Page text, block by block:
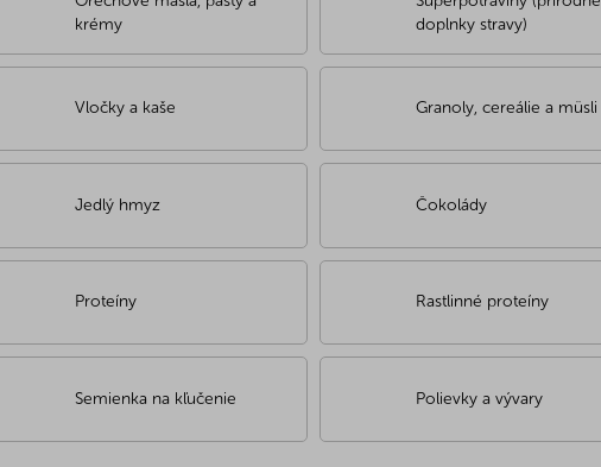
krémy
doplnky stravy)
Vločky a kaše Granoly, cereálie a müsli
Jedlý hmyz Čokolády
Proteíny Rastlinné proteíny
Semienka na kľučenie Polievky a vývary